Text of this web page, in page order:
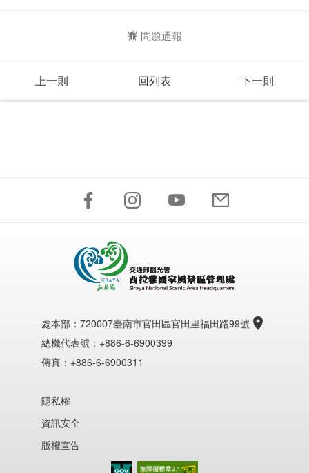
問題通報
上一則 回列表 下一則
處本部： 720007臺南市官田區官田里福田路99號
總機代表號：+886-6-6900399
傳真：+886-6-6900311
隱私權
資訊安全
版權宣告